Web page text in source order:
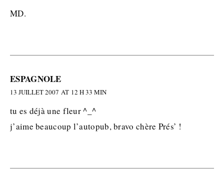
MD.
ESPAGNOLE
13 JUILLET 2007 AT 12 H 33 MIN
tu es déjà une fleur ^_^
j’aime beaucoup l’autopub, bravo chère Prés’ !